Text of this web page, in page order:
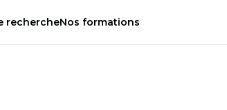
rechercheNos formations